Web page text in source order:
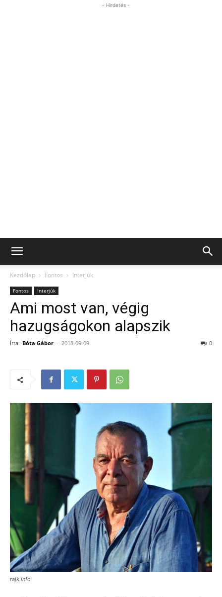
- Hirdetés -
Kezdőlap Fontos Interjúk
Fontos Interjúk
Ami most van, végig
hazugságokon alapszik
Írta: Bóta Gábor - 2018-09-09 0
rajk.info